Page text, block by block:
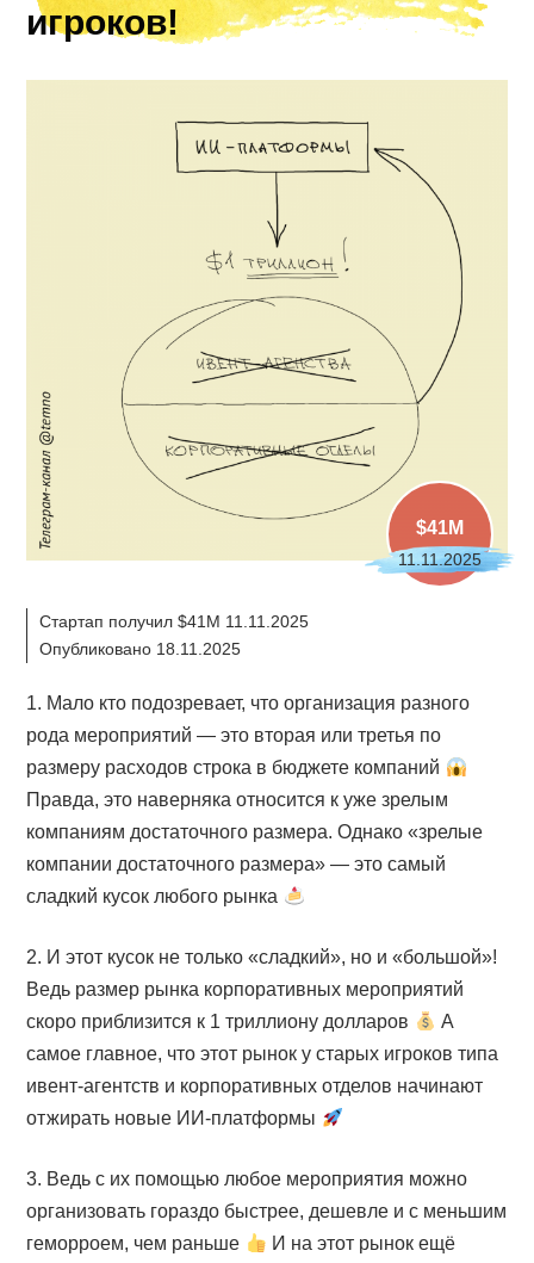
игроков!
$41M
11.11.2025
Стартап получил $41M 11.11.2025
Опубликовано 18.11.2025
1. Мало кто подозревает, что организация разного
рода мероприятий — это вторая или третья по
размеру расходов строка в бюджете компаний
Правда, это наверняка относится к уже зрелым
компаниям достаточного размера. Однако «зрелые
компании достаточного размера» — это самый
сладкий кусок любого рынка
2. И этот кусок не только «сладкий», но и «большой»!
Ведь размер рынка корпоративных мероприятий
скоро приблизится к 1 триллиону долларов
А
самое главное, что этот рынок у старых игроков типа
ивент-агентств и корпоративных отделов начинают
отжирать новые ИИ-платформы
3. Ведь с их помощью любое мероприятия можно
организовать гораздо быстрее, дешевле и с меньшим
геморроем, чем раньше
И на этот рынок ещё